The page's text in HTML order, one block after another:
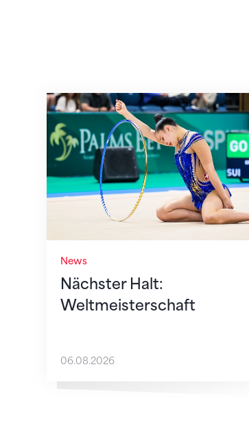
News
Nächster Halt:
Weltmeisterschaft
Nächster Halt: Weltmeisterschaft
06.08.2026